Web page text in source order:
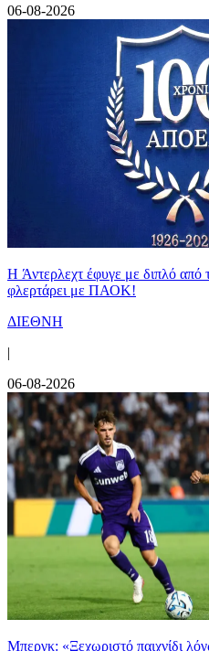
06-08-2026
H Άντερλεχτ έφυγε με διπλό
φλερτάρει με ΠΑΟΚ!
ΔΙΕΘΝΗ
|
06-08-2026
Μπεργκ: «Ξεχωριστό παιχνίδι